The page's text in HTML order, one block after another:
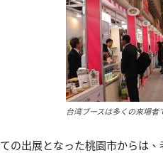
台湾ブースは多くの来場者
の出展となった桃園市からは